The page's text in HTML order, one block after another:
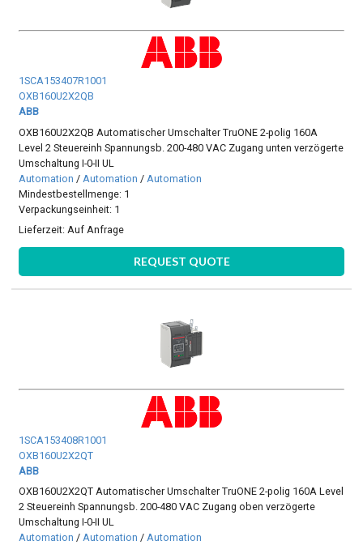
1SCA153407R1001
OXB160U2X2QB
ABB
OXB160U2X2QB Automatischer Umschalter TruONE 2-polig 160A
Level 2 Steuereinh Spannungsb. 200-480 VAC Zugang unten verzögerte
Umschaltung I-0-II UL
Automation / Automation / Automation
Mindestbestellmenge: 1
Verpackungseinheit: 1
Lieferzeit: Auf Anfrage
REQUEST QUOTE
1SCA153408R1001
OXB160U2X2QT
ABB
OXB160U2X2QT Automatischer Umschalter TruONE 2-polig 160A Level
2 Steuereinh Spannungsb. 200-480 VAC Zugang oben verzögerte
Umschaltung I-0-II UL
Automation /Automation /Automation